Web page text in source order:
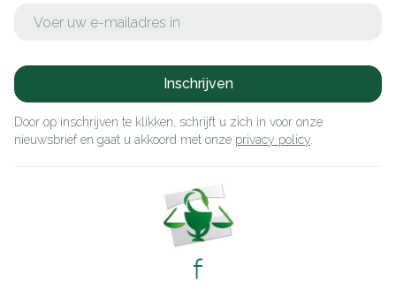
Inschrijven
Door op inschrijven te klikken, schrijft u zich in voor onze
nieuwsbrief en gaat u akkoord met onze privacy policy